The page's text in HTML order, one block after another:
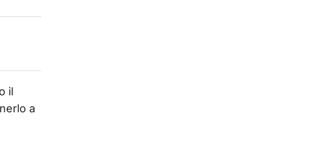
il
a